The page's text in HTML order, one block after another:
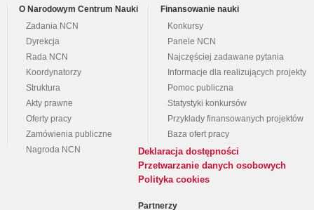
O Narodowym Centrum Nauki
Zadania NCN
Dyrekcja
Rada NCN
Koordynatorzy
Struktura
Akty prawne
Oferty pracy
Zamówienia publiczne
Nagroda NCN
Finansowanie nauki
Konkursy
Panele NCN
Najczęściej zadawane pytania
Informacje dla realizujących projekty
Pomoc publiczna
Statystyki konkursów
Przykłady finansowanych projektów
Baza ofert pracy
Deklaracja dostępności
Przetwarzanie danych osobowych
Polityka cookies
Partnerzy